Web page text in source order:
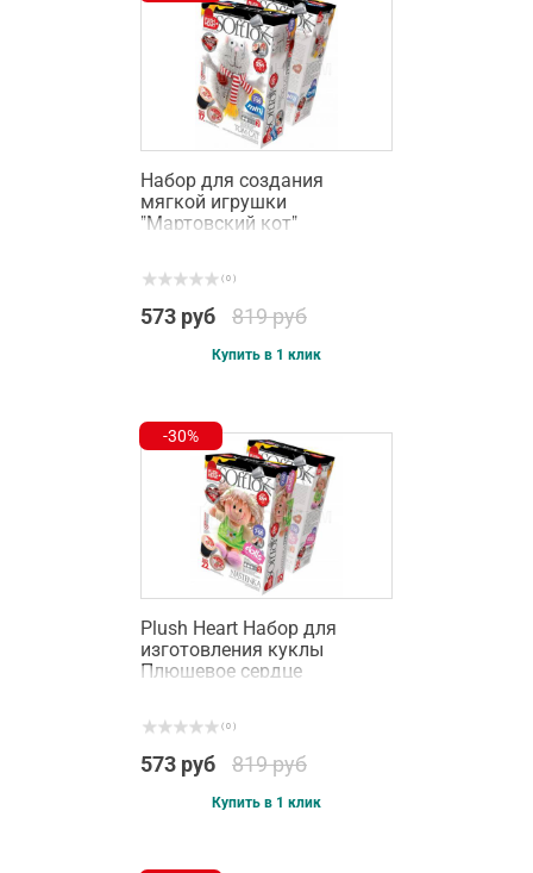
Набор для создания
мягкой игрушки
"Мартовский кот"
( 0 )
573 руб 819 руб
Купить в 1 клик
-30%
Plush Heart Набор для
изготовления куклы
Плюшевое сердце
( 0 )
573 руб 819 руб
Купить в 1 клик